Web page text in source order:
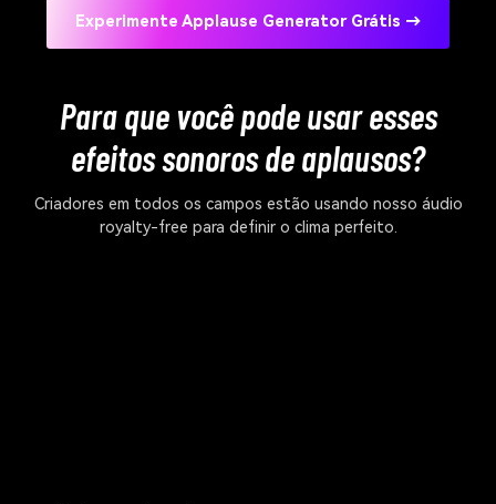
Experimente Applause Generator Grátis →
Para que você pode usar esses
efeitos sonoros de aplausos?
Criadores em todos os campos estão usando nosso áudio
royalty-free para definir o clima perfeito.